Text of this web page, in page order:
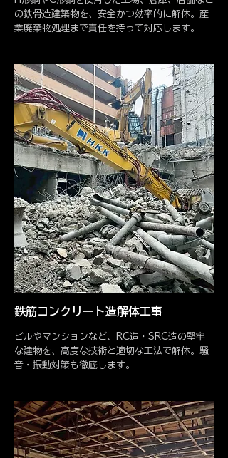
の鉄骨造建築物を、安全かつ効率的に解体。産
業廃棄物処理まで責任を持って対応します。
鉄筋コンクリート造解体工事
ビルやマンションなど、RC造・SRC造の堅牢
な建物を、高度な技術と適切な工法で解体。騒
音・振動対策も徹底します。